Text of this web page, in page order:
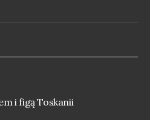
i figą Toskanii